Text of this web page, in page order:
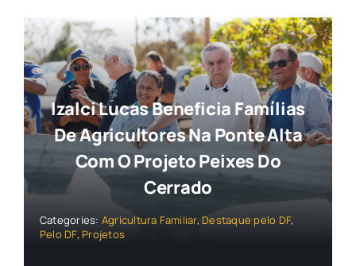
Izalci Lucas Beneficia Famílias
De Agricultores Na Ponte Alta
Com O Projeto Peixes Do
Cerrado
Categories: Agricultura Familiar,Destaque pelo DF,
Pelo DF, Projetos